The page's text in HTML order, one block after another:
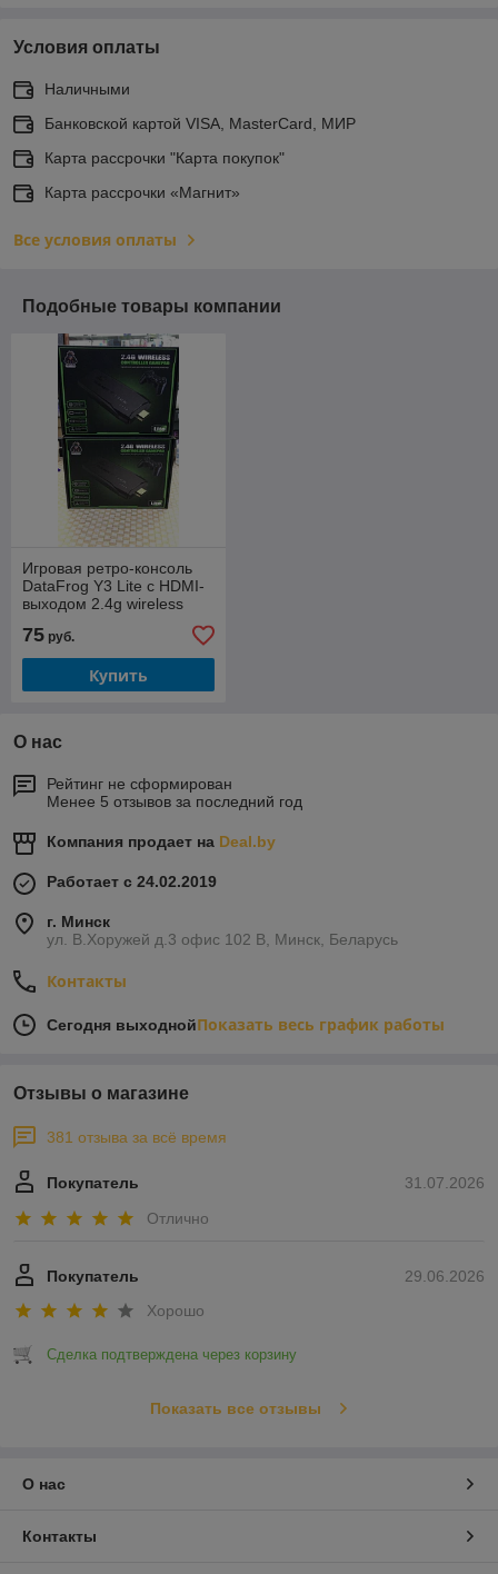
Условия оплаты
Наличными
Банковской картой VISA, MasterCard, МИР
Карта рассрочки "Карта покупок"
Карта рассрочки «Магнит»
Все условия оплаты
Подобные товары компании
Игровая ретро-консоль
DataFrog Y3 Lite с HDMI-
выходом 2.4g wireless
75 руб.
Купить
О нас
Рейтинг не сформирован
Менее 5 отзывов за последний год
Компания продает на Deal.by
Работает с 24.02.2019
г. Минск
ул. В.Хоружей д.3 офис 102 В, Минск, Беларусь
Контакты
Сегодня выходнойПоказать весь график работы
Отзывы о магазине
381 отзыва за всё время
31.07.2026
Покупатель
Отлично
29.06.2026
Покупатель
Хорошо
Сделка подтверждена через корзину
Показать все отзывы
О нас
Контакты